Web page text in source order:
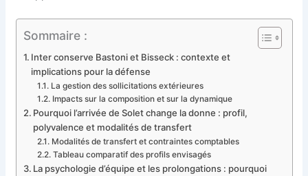
Sommaire :
Inter conserve Bastoni et Bisseck : contexte et
implications pour la défense
La gestion des sollicitations extérieures
Impacts sur la composition et sur la dynamique
Pourquoi l’arrivée de Solet change la donne : profil,
polyvalence et modalités de transfert
Modalités de transfert et contraintes comptables
Tableau comparatif des profils envisagés
La psychologie d’équipe et les prolongations : pourquoi